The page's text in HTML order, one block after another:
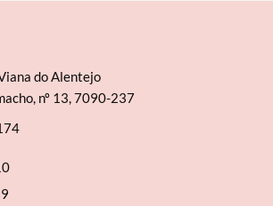
do Alentejo
nº 13, 7090-237